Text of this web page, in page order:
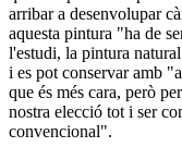
arribar a desenvolupar
aquesta pintura "ha de
l'estudi, la pintura
i es pot conservar amb
que és més cara, però
nostra elecció tot i ser
convencional".